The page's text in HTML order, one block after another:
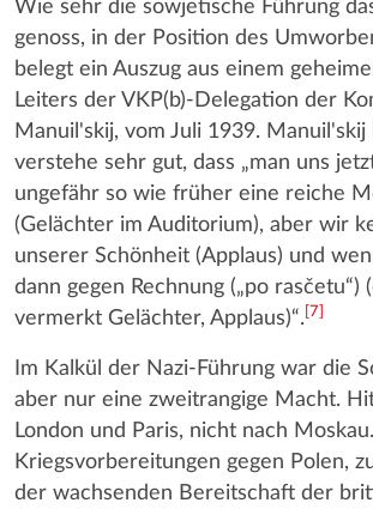
Wie sehr die sowjetische Führung
genoss, in der Position des
belegt ein Auszug aus einem
Leiters der VKP(b)-Delegation der
Manuil'skij, vom Juli 1939. Manuil'skij
verstehe sehr gut, dass „man uns
ungefähr so wie früher eine reiche
(Gelächter im Auditorium), aber wir
unserer Schönheit (Applaus) und
dann gegen Rechnung („po rasčetu“)
vermerkt Gelächter, Applaus)“. 7
Im Kalkül der Nazi-Führung war die
aber nur eine zweitrangige Macht.
London und Paris, nicht nach
Kriegsvorbereitungen gegen Polen,
der wachsenden Bereitschaft der